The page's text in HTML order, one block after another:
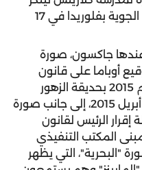
الابتدائية في قاعدة ماكديل الجوية بفلوريدا في 17
جاكسون، صورة
أوباما على قانون
الرعاية الصحية للأطفال لعام 2015 بحديقة الزهور
التابعة للبيت الأبيض في 16 أبريل 2015، إلى جانب صورة
إقرار الرئيس لقانون
المكتب التنفيذي
17 يناير 2014، وصورة "البحرية"، التي يظهر